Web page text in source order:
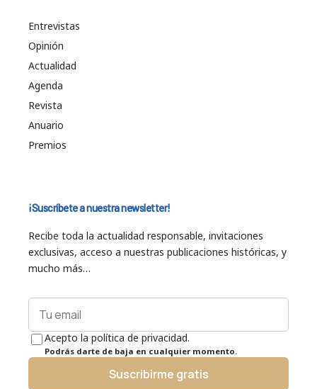
Entrevistas
Opinión
Actualidad
Agenda
Revista
Anuario
Premios
¡Suscríbete a nuestra newsletter!
Recibe toda la actualidad responsable, invitaciones
exclusivas, acceso a nuestras publicaciones históricas, y
mucho más…
Acepto la política de privacidad.
Podrás darte de baja en cualquier momento.
Suscribirme gratis